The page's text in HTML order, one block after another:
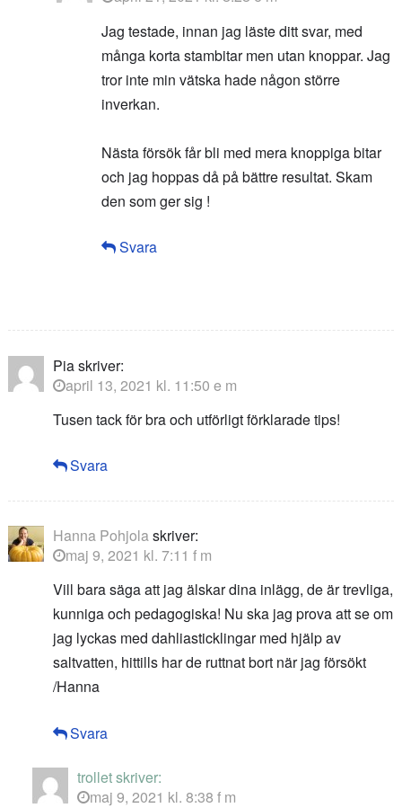
Jag testade, innan jag läste ditt svar, med
många korta stambitar men utan knoppar. Jag
tror inte min vätska hade någon större
inverkan.
Nästa försök får bli med mera knoppiga bitar
och jag hoppas då på bättre resultat. Skam
den som ger sig !
Svara
Piaskriver:
april 13, 2021 kl. 11:50 e m
Tusen tack för bra och utförligt förklarade tips!
Svara
Hanna Pohjolaskriver:
maj 9, 2021 kl. 7:11 f m
Vill bara säga att jag älskar dina inlägg, de är trevliga,
kunniga och pedagogiska! Nu ska jag prova att se om
jag lyckas med dahliasticklingar med hjälp av
saltvatten, hittills har de ruttnat bort när jag försökt
/Hanna
Svara
trolletskriver:
maj 9, 2021 kl. 8:38 f m